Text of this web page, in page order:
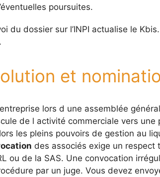
poursuites.
du dossier sur l’INPI actualise le
et
lors d une assemblée
de l activité commerciale vers une
les pleins pouvoirs de gestion au
des associés exige un respect
ou de la SAS. Une convocation
par un juge. Vous devez